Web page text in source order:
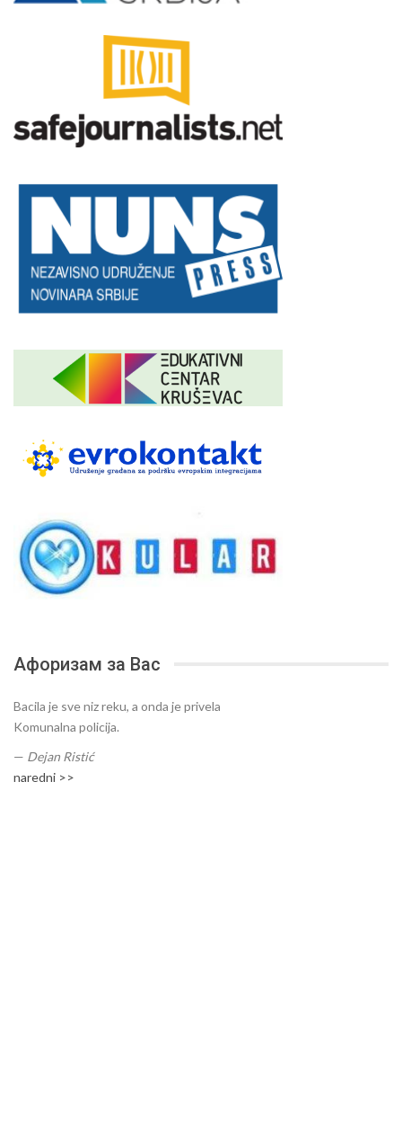
Афоризам за Вас
Bacila je sve niz reku, a onda je privela
Komunalna policija.
— Dejan Ristić
naredni >>